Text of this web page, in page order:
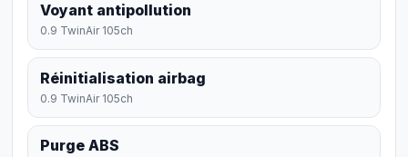
Voyant antipollution
0.9 TwinAir 105ch
Réinitialisation airbag
0.9 TwinAir 105ch
Purge ABS